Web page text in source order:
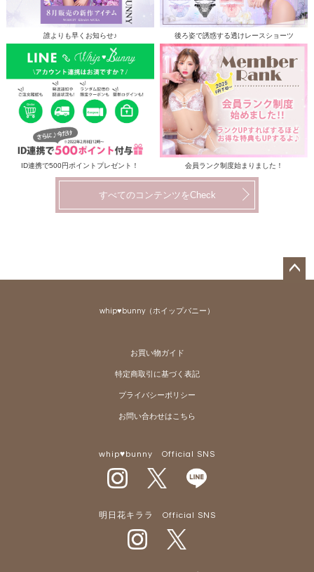
誰よりも早くお知らせ♪ 後ろ姿で誘惑する透けレースショーツ
ID連携で500円ポイントプレゼント！ 会員ランク制度始まりました！
すべてのコンテンツをCheck
whip♥bunny（ホイップバニー）
お買い物ガイド
特定商取引に基づく表記
プライバシーポリシー
お問い合わせはこちら
whip♥bunny Official SNS
明日花キララ Official SNS